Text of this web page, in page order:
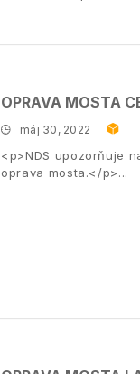
OPRAVA MOSTA
máj 30, 2022
<p>NDS upozorňuje
oprava mosta.</p>